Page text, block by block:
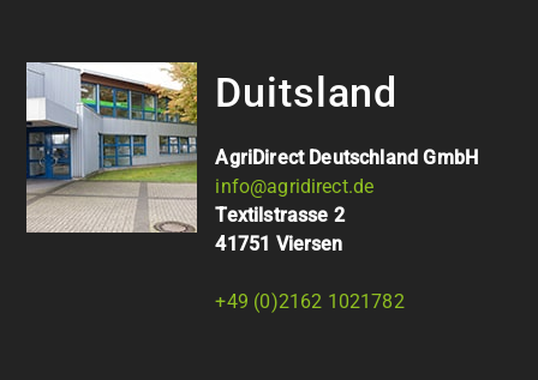
Duitsland
AgriDirect Deutschland GmbH
info@agridirect.de
Textilstrasse 2
41751 Viersen
+49 (0)2162 1021782